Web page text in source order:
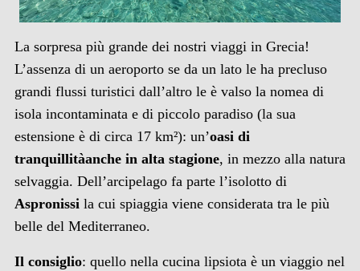
La sorpresa più grande dei nostri viaggi in Grecia!
L’assenza di un aeroporto se da un lato le ha precluso
grandi flussi turistici dall’altro le è valso la nomea di
isola incontaminata e di piccolo paradiso (la sua
estensione è di circa 17 km²): un’oasi di
tranquillitàanche in alta stagione, in mezzo alla natura
selvaggia. Dell’arcipelago fa parte l’isolotto di
Aspronissila cui spiaggia viene considerata tra le più
belle del Mediterraneo.
Il consiglio: quello nella cucina lipsiota è un viaggio nel